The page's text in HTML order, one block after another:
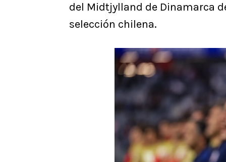
del Midtjylland de Dinamarca
selección chilena.